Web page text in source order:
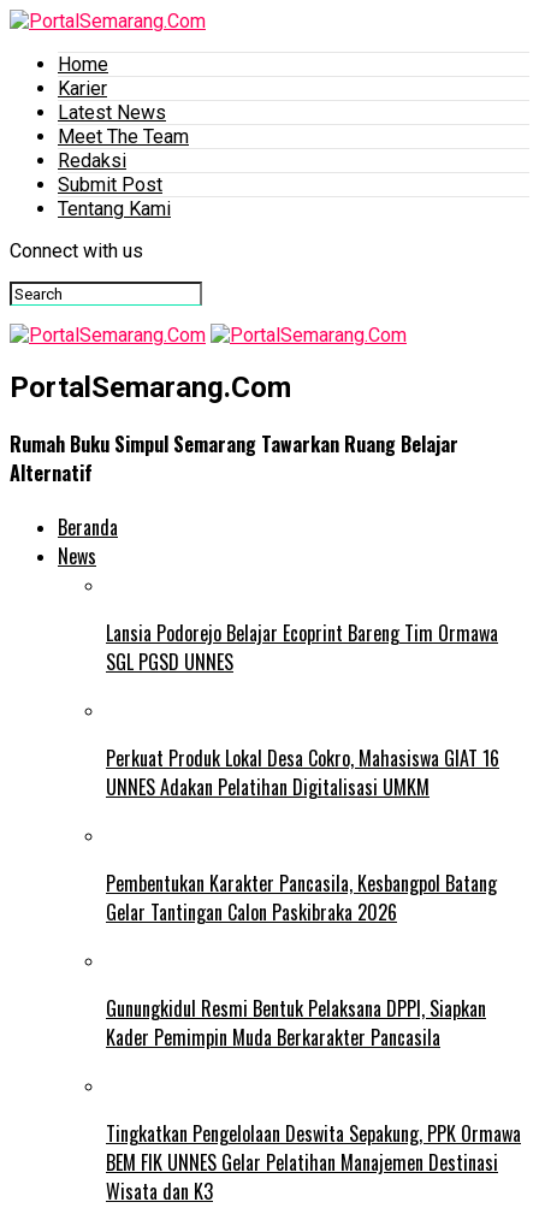
Home
Karier
Latest News
Meet The Team
Redaksi
Submit Post
Tentang Kami
Connect with us
PortalSemarang.Com
Rumah Buku Simpul Semarang Tawarkan Ruang Belajar
Alternatif
Beranda
News
Lansia Podorejo Belajar Ecoprint Bareng Tim Ormawa
SGL PGSD UNNES
Perkuat Produk Lokal Desa Cokro, Mahasiswa GIAT 16
UNNES Adakan Pelatihan Digitalisasi UMKM
Pembentukan Karakter Pancasila, Kesbangpol Batang
Gelar Tantingan Calon Paskibraka 2026
Gunungkidul Resmi Bentuk Pelaksana DPPI, Siapkan
Kader Pemimpin Muda Berkarakter Pancasila
Tingkatkan Pengelolaan Deswita Sepakung, PPK Ormawa
BEM FIK UNNES Gelar Pelatihan Manajemen Destinasi
Wisata dan K3